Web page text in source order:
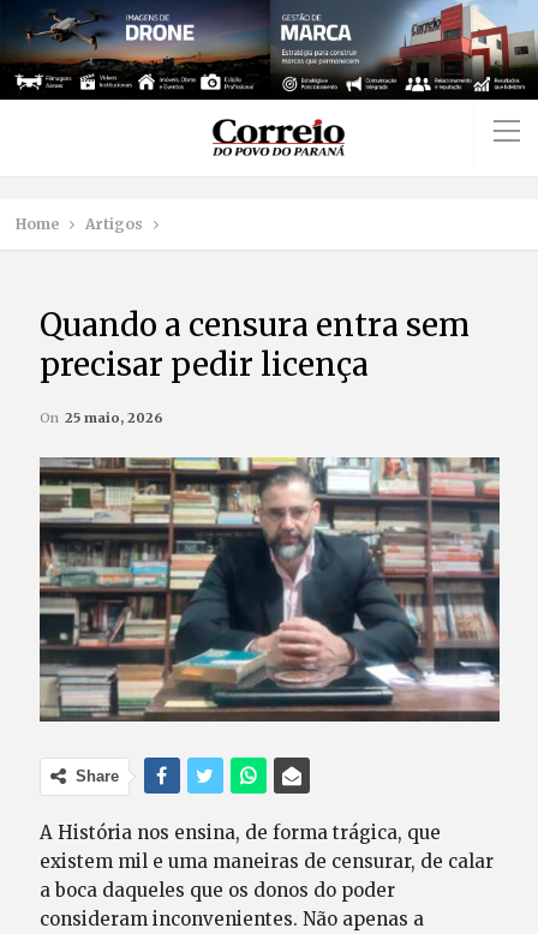
Home Artigos
Quando a censura entra sem
precisar pedir licença
On 25 maio, 2026
Share
A História nos ensina, de forma trágica, que
existem mil e uma maneiras de censurar, de calar
a boca daqueles que os donos do poder
consideram inconvenientes. Não apenas a